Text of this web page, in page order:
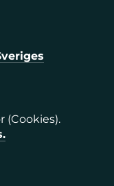
(Cookies).